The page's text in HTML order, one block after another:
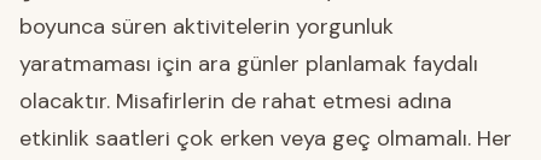
boyunca süren aktivitelerin yorgunluk
yaratmaması için ara günler planlamak faydalı
olacaktır. Misafirlerin de rahat etmesi adına
etkinlik saatleri çok erken veya geç olmamalı. Her